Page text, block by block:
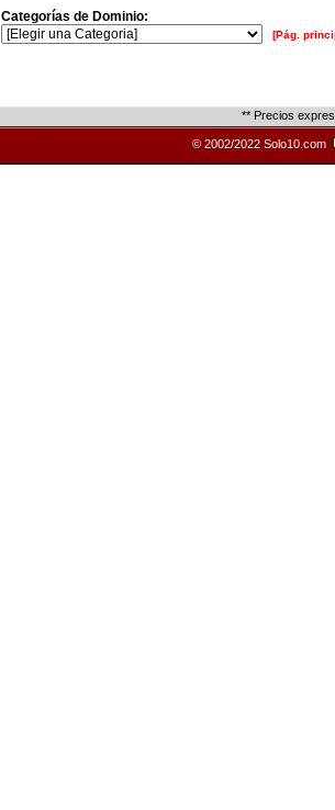
Categorías de Dominio:
[Pág.
** Precios
© 2002/2022 Solo10.com